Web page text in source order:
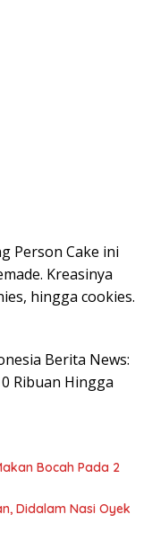
Person Cake ini
Kreasinya
hingga cookies.
Berita News:
Ribuan Hingga
Bocah Pada 2
Didalam Nasi Oyek